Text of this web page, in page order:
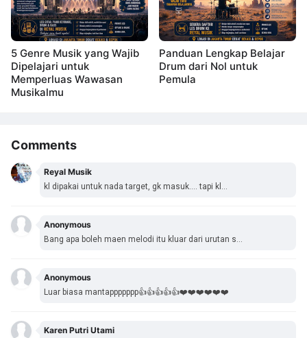
5 Genre Musik yang Wajib
Dipelajari untuk
Memperluas Wawasan
Musikalmu
Panduan Lengkap Belajar
Drum dari Nol untuk
Pemula
Comments
Reyal Musik
kl dipakai untuk nada target, gk masuk.... tapi kl...
Anonymous
Bang apa boleh maen melodi itu kluar dari urutan s...
Anonymous
Luar biasa mantappppppp👍👍👍👍👍❤️❤️❤️❤️❤️❤️
Karen Putri Utami